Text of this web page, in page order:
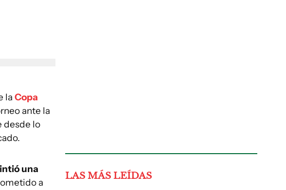
la Copa
ante la
desde lo
una
a
LAS MÁS LEÍDAS